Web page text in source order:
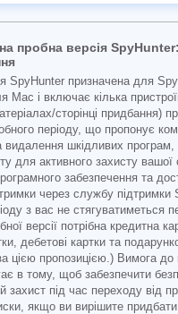
пробна версія
SpyHunter призначена для
Mac і включає кілька
сторінці придбання)
періоду, що пропонує
видалення шкідливих програм,
для активного захисту вашої
забезпечення та
через службу
з вас не стягуватиметься
версії потрібна кредитна
дебетові картки та
цією пропозицією.) Вимога
в тому, щоб забезпечити
захист під час переходу від
якщо ви вирішите